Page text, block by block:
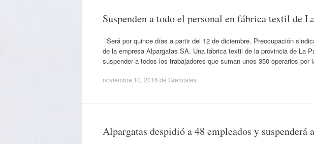
Suspenden a todo el personal en fábrica textil de
Será por quince días a partir del 12 de diciembre. Preocupación
de la empresa Alpargatas SA. Una fábrica textil de la provincia de La
suspender a todos los trabajadores que suman unos 350 operarios
noviembre 10, 2016 de Gremiales
Alpargatas despidió a 48 empleados y suspenderá